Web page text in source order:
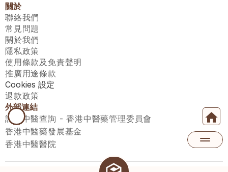
關於
聯絡我們
常見問題
關於我們
隱私政策
使用條款及免責聲明
推廣用途條款
Cookies 設定
退款政策
外部連結
註冊中醫查詢 - 香港中醫藥管理委員會
香港中醫藥發展基金
香港中醫醫院